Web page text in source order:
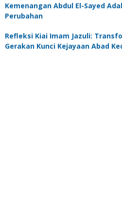
Kemenangan Abdul El-Sayed
Perubahan
Refleksi Kiai Imam Jazuli:
Gerakan Kunci Kejayaan Abad